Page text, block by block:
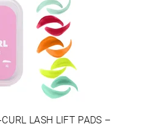
LASH LIFT PADS –